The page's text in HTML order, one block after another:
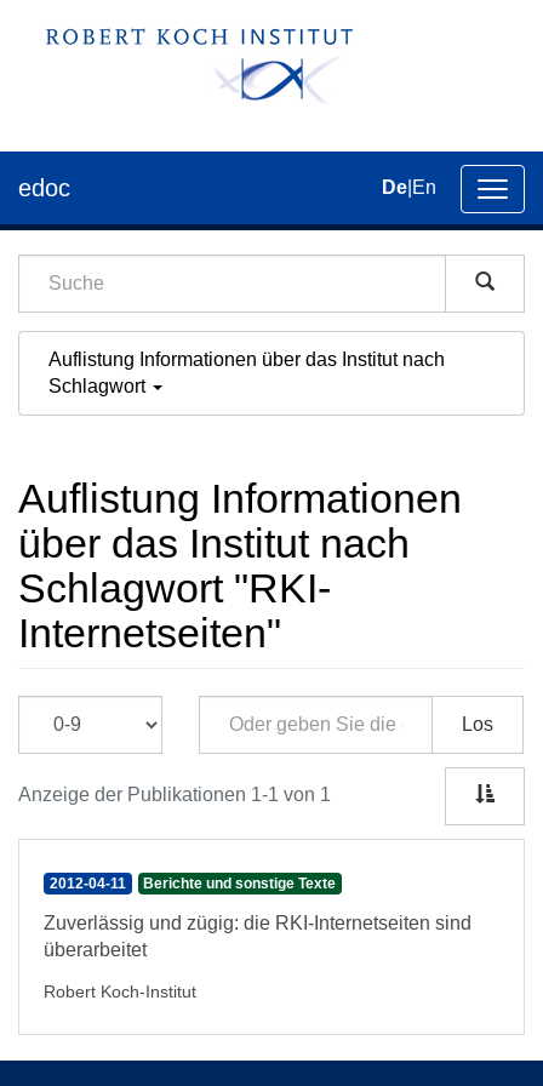
der
edoc De En
Auflistung Informationen über das Institut nach
Schlagwort
Auflistung Informationen
über das Institut nach
Schlagwort "RKI-
Internetseiten"
Los
Anzeige der Publikationen 1-1 von 1
2012-04-11 Berichte und sonstige Texte
Zuverlässig und zügig: die RKI-Internetseiten sind
überarbeitet
Robert Koch-Institut